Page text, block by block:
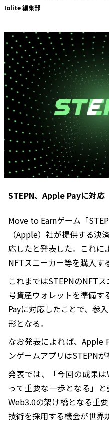
Iolite 編集部
STEPN、Apple Payに対応
Move to Earnゲーム「
（Apple）社が提供する決
応したと発表した。これに
NFTスニーカー等を購入す
これまではSTEPNのNFT
号資産ウォレットを準備
Payに対応したことで、参
形となる。
なお発表によれば、Apple
ンゲームアプリはSTEPNが
発表では、「今回の成果
って重要な一歩となる」
Web3.0の架け橋となる重
技術を採用する機会が世界